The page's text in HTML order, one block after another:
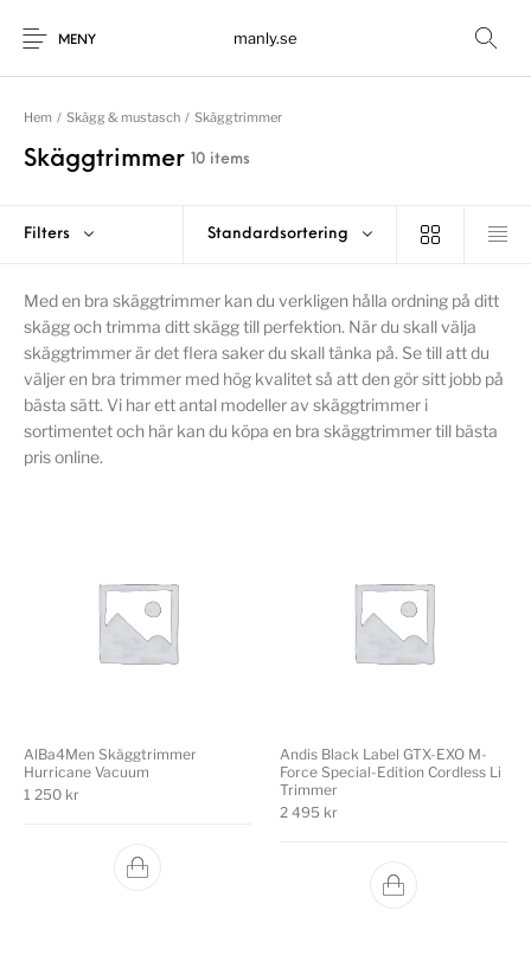
MENY manly.se
Hem / Skägg & mustasch / Skäggtrimmer
Skäggtrimmer 10 items
Filters Standardsortering
Med en bra skäggtrimmer kan du verkligen hålla ordning på ditt
skägg och trimma ditt skägg till perfektion. När du skall välja
skäggtrimmer är det flera saker du skall tänka på. Se till att du
väljer en bra trimmer med hög kvalitet så att den gör sitt jobb på
bästa sätt. Vi har ett antal modeller av skäggtrimmer i
sortimentet och här kan du köpa en bra skäggtrimmer till bästa
pris online.
AlBa4Men Skäggtrimmer
Hurricane Vacuum
1 250 kr
Andis Black Label GTX-EXO M-
Force Special-Edition Cordless Li
Trimmer
2 495 kr